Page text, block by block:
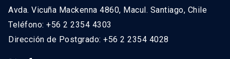
Avda. Vicuña Mackenna 4860, Macul. Santiago, Chile
Teléfono: +56 2 2354 4303
Dirección de Postgrado: +56 2 2354 4028